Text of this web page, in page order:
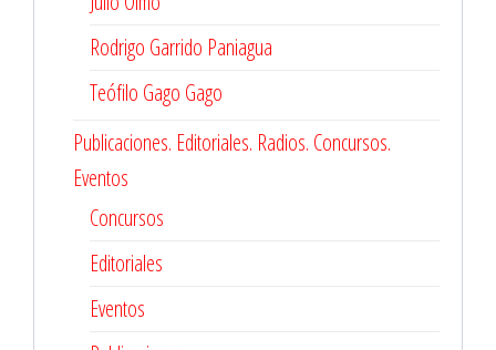
Rodrigo Garrido Paniagua
Teófilo Gago Gago
Publicaciones. Editoriales. Radios. Concursos.
Eventos
Concursos
Editoriales
Eventos